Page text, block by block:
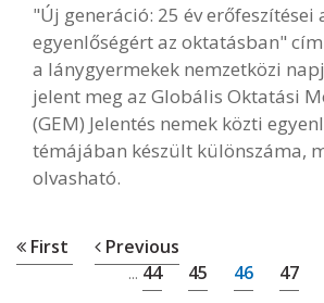
"Új generáció: 25 év erőfeszítései
egyenlőségért az oktatásban"
a lánygyermekek nemzetközi
jelent meg az Globális Oktatási
(GEM) Jelentés nemek közti
témájában készült különszáma,
olvasható.
First Previous
... 44 45 46 47